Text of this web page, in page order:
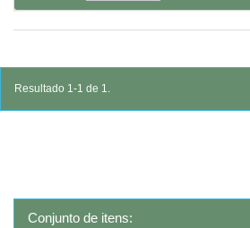
Resultado 1-1 de 1.
Conjunto de itens: